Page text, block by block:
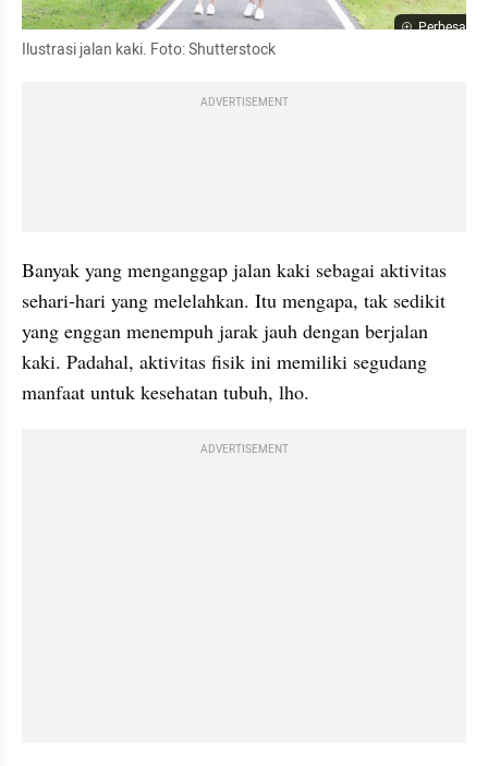
Perbesar
Ilustrasi jalan kaki. Foto: Shutterstock
ADVERTISEMENT
Banyak yang menganggap jalan kaki sebagai aktivitas
sehari-hari yang melelahkan. Itu mengapa, tak sedikit
yang enggan menempuh jarak jauh dengan berjalan
kaki. Padahal, aktivitas fisik ini memiliki segudang
manfaat untuk kesehatan tubuh, lho.
ADVERTISEMENT